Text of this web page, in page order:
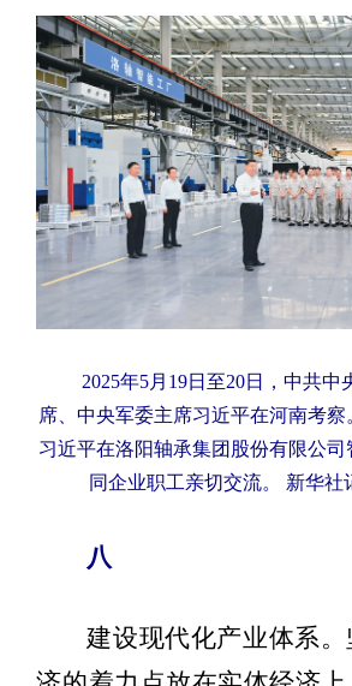
2025年5月19日至20日，中共中
席、中央军委主席习近平在河南考察
习近平在洛阳轴承集团股份有限公司
同企业职工亲切交流。 新华社
八
建设现代化产业体系